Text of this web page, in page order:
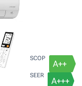
SCOP
SEER